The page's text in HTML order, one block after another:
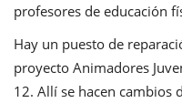
profesores de educación
Hay un puesto de
proyecto Animadores
12. Allí se hacen cambios